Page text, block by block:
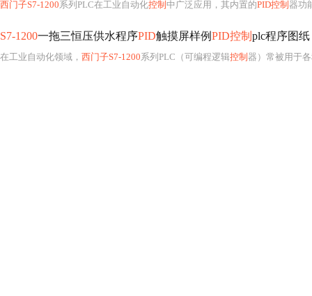
西门子S7-1200系列PLC在工业自动化控制 中广泛应用，其内置的PID控制 器功
S7-1200一拖三恒压供水程序PID触摸屏样例PID控制 plc程序图纸
在工业自动化领域， 西门子S7-1200系列PLC（可编程逻辑控制 器）常被用于